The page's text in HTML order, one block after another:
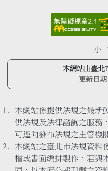
小
本網站由臺北
更新日期
本網站係提供法規之最新
供法規及法律諮詢之服務
可逕向發布法規之主管機
本網站之臺北市法規資料
檔或書面編排製作，若與